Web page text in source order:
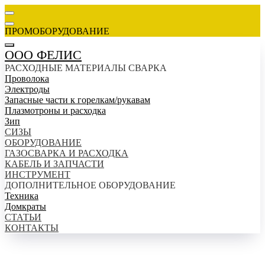
ПРОМОБОРУДОВАНИЕ
ООО ФЕЛИС
РАСХОДНЫЕ МАТЕРИАЛЫ СВАРКА
Проволока
Электроды
Запасные части к горелкам/рукавам
Плазмотроны и расходка
Зип
СИЗЫ
ОБОРУДОВАНИЕ
ГАЗОСВАРКА И РАСХОДКА
КАБЕЛЬ И ЗАПЧАСТИ
ИНСТРУМЕНТ
ДОПОЛНИТЕЛЬНОЕ ОБОРУДОВАНИЕ
Техника
Домкраты
СТАТЬИ
КОНТАКТЫ